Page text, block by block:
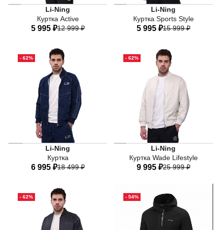
Li-Ning
Куртка Active
5 995 ₽12 999 ₽
44 48
54
56
Li-Ning
Куртка Sports Style
LN WATER PROOF -
5 995 ₽15 999 ₽
44 48
54
56
- 62%
Li-Ning
Куртка
6 995 ₽18 499 ₽
44 48
54
56
- 62%
Li-Ning
Куртка Wade Lifestyle
9 995 ₽25 999 ₽
44
54
56
- 62% - 54%